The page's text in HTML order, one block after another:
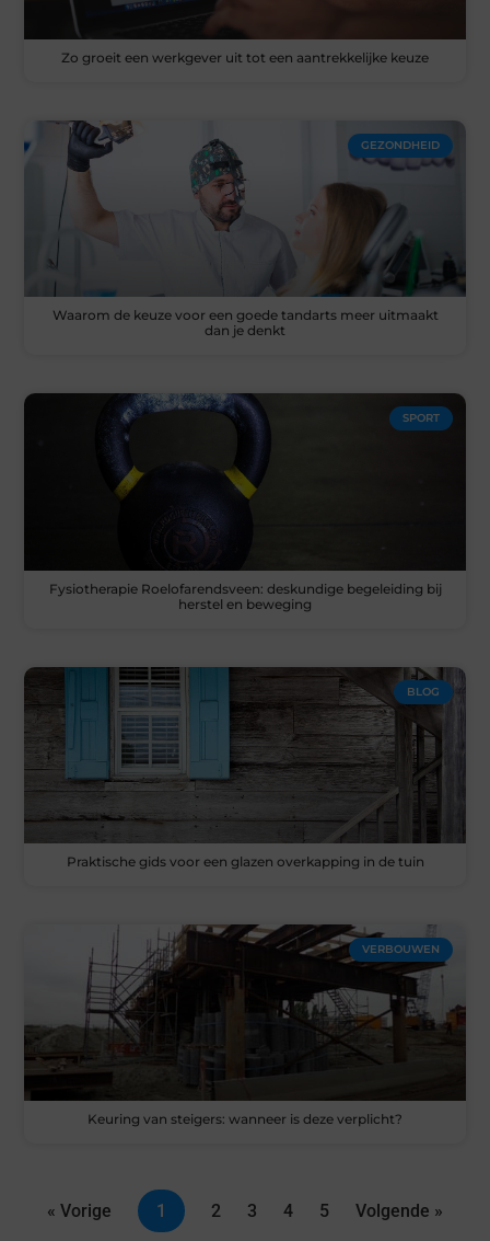
Zo groeit een werkgever uit tot een aantrekkelijke keuze
GEZONDHEID
Waarom de keuze voor een goede tandarts meer uitmaakt
dan je denkt
SPORT
Fysiotherapie Roelofarendsveen: deskundige begeleiding bij
herstel en beweging
BLOG
Praktische gids voor een glazen overkapping in de tuin
VERBOUWEN
Keuring van steigers: wanneer is deze verplicht?
« Vorige 1 2 3 4 5 Volgende »